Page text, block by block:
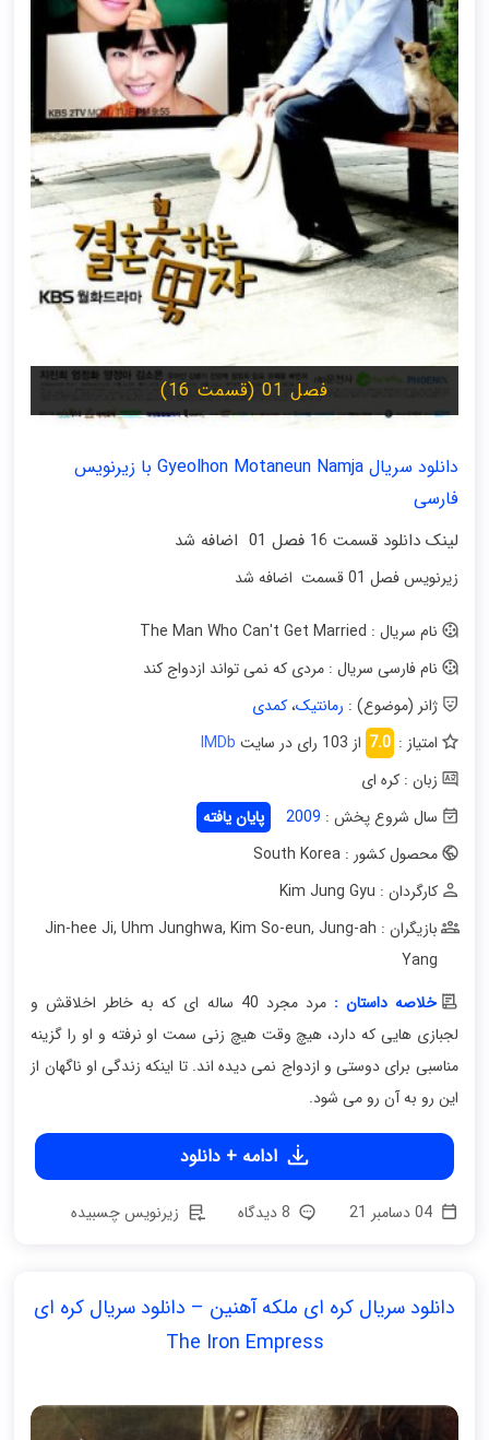
فصل 01 (قسمت 16)
دانلود سریال Gyeolhon Motaneun Namja با زیرنویس
فارسی
لینک دانلود قسمت 16 فصل 01 اضافه شد
زیرنویس فصل 01 قسمت اضافه شد
نام سریال : The Man Who Can't Get Married
نام فارسی سریال : مردی که نمی تواند ازدواج کند
ژانر (موضوع) : رمانتیک،کمدی
امتیاز : 7.0 از 103 رای در سایت
IMDb
زبان : کره ای
سال شروع پخش : 2009
پایان یافته
محصول کشور : South Korea
کارگردان : Kim Jung Gyu
بازیگران : Jin-hee Ji
, Uhm Junghwa, Kim So-eun, Jung-ah
Yang
خلاصه داستان :
مرد مجرد 40 ساله ای که به خاطر اخلاقش و
لجبازی هایی که دارد، هیچ وقت هیچ زنی سمت او نرفته و او را گزینه
مناسبی برای دوستی و ازدواج نمی دیده اند. تا اینکه زندگی او ناگهان از
این رو به آن رو می شود.
ادامه + دانلود
04 دسامبر 21 زیرنویس چسبیده
دانلود سریال کره ای ملکه آهنین – دانلود سریال کره ای
The Iron Empress